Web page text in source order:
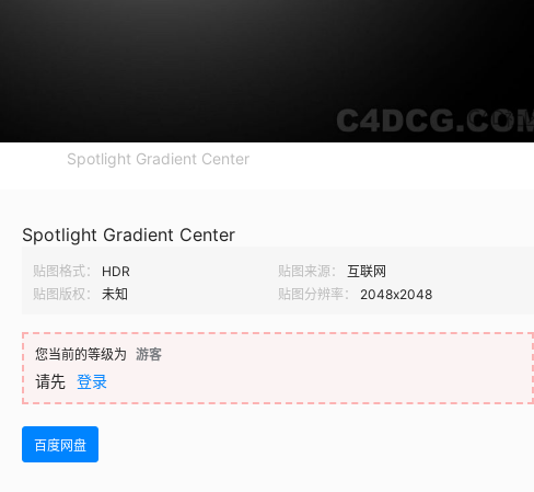
Spotlight Gradient Center
Spotlight Gradient Center
贴图格式： HDR 贴图来源：
互联网
贴图版权：
未知 贴图分辨率： 2048x2048
您当前的等级为 游客
请先 登录
百度网盘